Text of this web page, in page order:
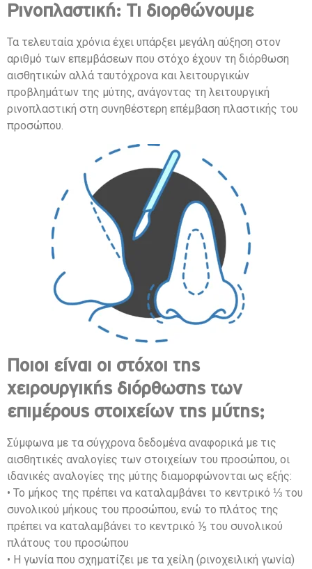
Ρινοπλαστική: Τι διορθώνουμε
Τα τελευταία χρόνια έχει υπάρξει μεγάλη αύξηση στον
αριθμό των επεμβάσεων που στόχο έχουν τη διόρθωση
αισθητικών αλλά ταυτόχρονα και λειτουργικών
προβλημάτων της μύτης, ανάγοντας τη λειτουργική
ρινοπλαστική στη συνηθέστερη επέμβαση πλαστικής του
προσώπου.
Ποιοι είναι οι στόχοι της
χειρουργικής διόρθωσης των
επιμέρους στοιχείων της μύτης;
Σύμφωνα με τα σύγχρονα δεδομένα αναφορικά με τις
αισθητικές αναλογίες των στοιχείων του προσώπου, οι
ιδανικές αναλογίες της μύτης διαμορφώνονται ως εξής:
• Το μήκος της πρέπει να καταλαμβάνει το κεντρικό ⅓ του
συνολικού μήκους του προσώπου, ενώ το πλάτος της
πρέπει να καταλαμβάνει το κεντρικό ⅕ του συνολικού
πλάτους του προσώπου
• Η γωνία που σχηματίζει με τα χείλη (ρινοχειλική γωνία)